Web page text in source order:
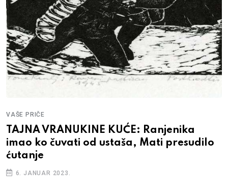
VAŠE PRIČE
TAJNA VRANUKINE KUĆE: Ranjenika
imao ko čuvati od ustaša, Mati presudilo
ćutanje
6. JANUAR 2023.